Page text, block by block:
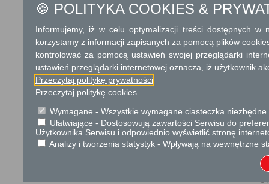
Opłata
10 zł opłata za wydanie
17 zł opłata skarbowa za
Tryb odwoławczy
Skargi i wnioski
Przedmiotem skargi może
ich pracowników, naruszenie
🍪 POLITYKA COOKIES &
Informujemy, iż w celu optymalizacji treści dostępnych w
korzystamy z informacji zapisanych za pomocą plików
kontrolować za pomocą ustawień swojej przeglądarki
ustawień przeglądarki internetowej oznacza, iż użytkownik
Przeczytaj politykę prywatności
Przeczytaj politykę cookies
Wymagane - Wszystkie wymagane ciasteczka
Ułatwiające - Dostosowują zawartości Serwisu do
Użytkownika Serwisu i odpowiednio wyświetlić stronę
Analizy i tworzenia statystyk - Wpływają na wewnętrzne